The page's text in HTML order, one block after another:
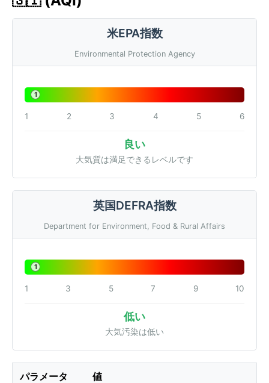
米EPA指数
Environmental Protection Agency
1
1 2 3 4 5 6
良い
大気質は満足できるレベルです
英国DEFRA指数
Department for Environment, Food & Rural Affairs
1
1 3 5 7 9 10
低い
大気汚染は低い
パラメータ 値